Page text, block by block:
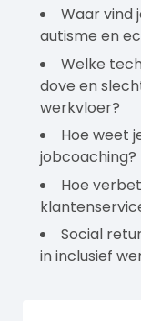
Waar vind
autisme en
Welke
dove en
werkvloer?
Hoe weet
jobcoaching?
Hoe
Social
in inclusief